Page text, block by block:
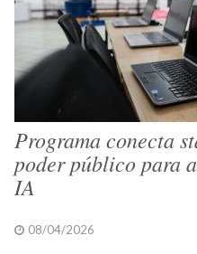
Programa conecta
poder público para
IA
08/04/2026